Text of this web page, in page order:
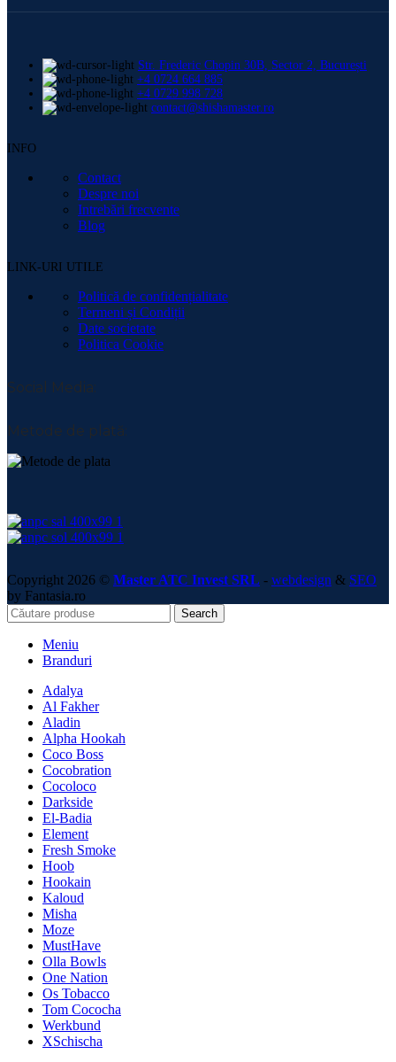
Str. Frederic Chopin 30B, Sector 2, București
+4 0724 664 885
+4 0729 998 728
contact@shishamaster.ro
INFO
Contact
Despre noi
Intrebări frecvente
Blog
LINK-URI UTILE
Politică de confidențialitate
Termeni și Condiții
Date societate
Politica Cookie
Social Media:
Metode de plată:
Copyright 2026 © Master ATC Invest SRL - webdesign & SEO
by Fantasia.ro
Search
Meniu
Branduri
Adalya
Al Fakher
Aladin
Alpha Hookah
Coco Boss
Cocobration
Cocoloco
Darkside
El-Badia
Element
Fresh Smoke
Hoob
Hookain
Kaloud
Misha
Moze
MustHave
Olla Bowls
One Nation
Os Tobacco
Tom Cococha
Werkbund
XSchischa